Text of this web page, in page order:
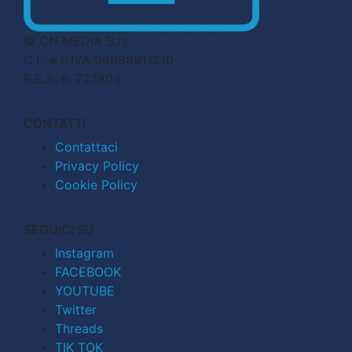
© CN MEDIA S.r.l.
C.F. e P.IVA 04998911210
R.E.A. n. 727803
CONTATTI
Contattaci
Privacy Policy
Cookie Policy
SEGUICI SU
Instagram
FACEBOOK
YOUTUBE
Twitter
Threads
TIK TOK